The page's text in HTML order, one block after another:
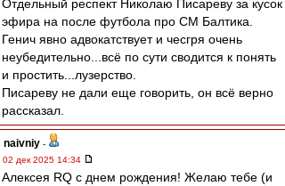
Отдельный респект Николаю Писареву за кусок
эфира на после футбола про СМ Балтика.
Генич явно адвокатствует и чесгря очень
неубедительно...всё по сути сводится к понять
и простить...лузерство.
Писареву не дали еще говорить, он всё верно
рассказал.
naivniy -
02 дек 2025 14:34
Алексея RQ с днем рождения! Желаю тебе (и